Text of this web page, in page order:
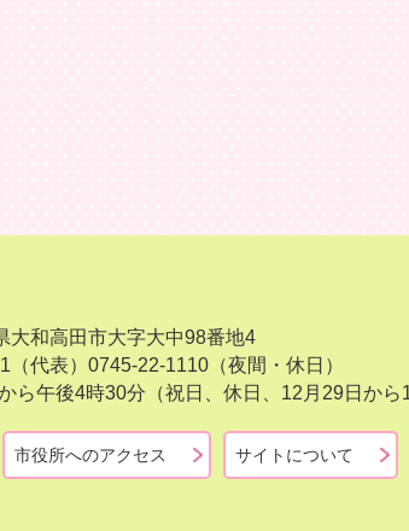
和高田市大字大中98番地4
代表） 0745-22-1110（夜間・休日）
ら午後4時30分（祝日、休日、12月29日から
市役所へのアクセス サイトについて